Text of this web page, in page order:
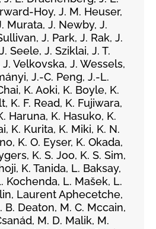
Hoy, J. M. Heuser,
Murata, J. Newby, J.
J. Park, J. Rak, J.
Seele, J. Sziklai, J. T.
Velkovska, J. Wessels,
J.-C. Peng, J.-L.
K. Aoki, K. Boyle, K.
K. F. Read, K. Fujiwara,
Haruna, K. Hasuko, K.
K. Kurita, K. Miki, K. N.
K. O. Eyser, K. Okada,
K. S. Joo, K. S. Sim,
K. Tanida, L. Baksay,
Kochenda, L. Mašek, L.
Laurent Aphecetche,
B. Deaton, M. C. Mccain,
M. D. Malik, M.